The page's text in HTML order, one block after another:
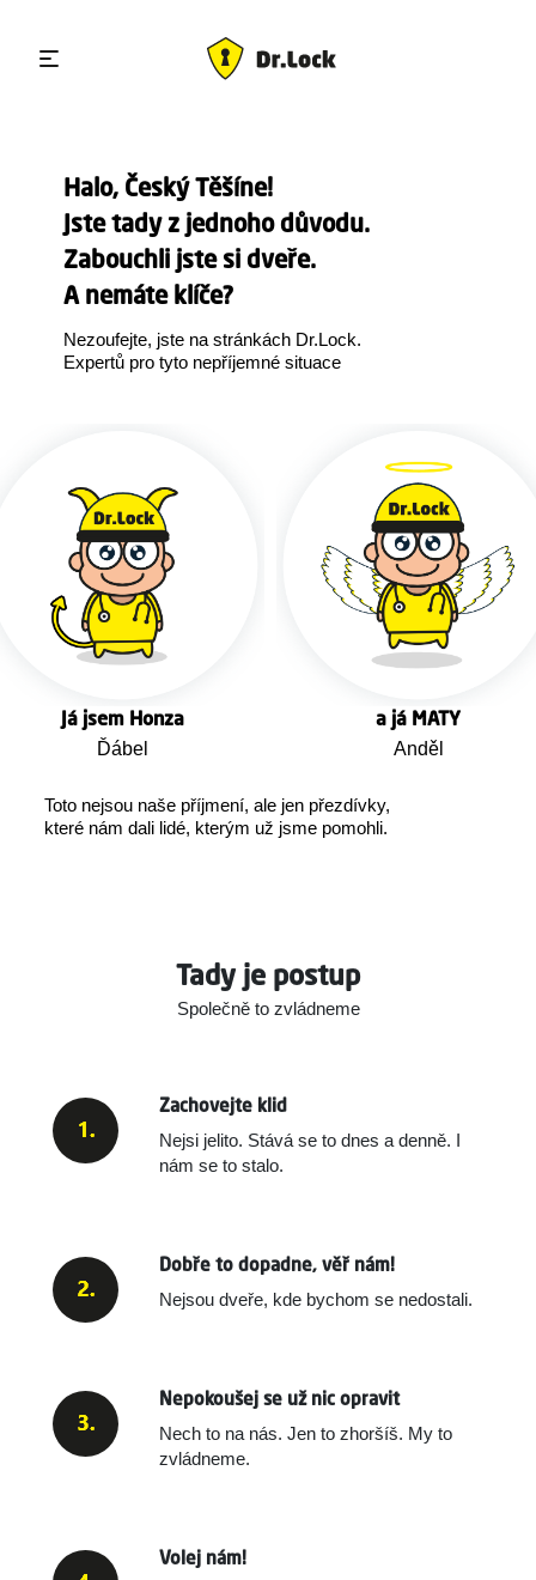
Halo, Český Těšíne!
Jste tady z jednoho důvodu.
Zabouchli jste si dveře.
A nemáte klíče?
Nezoufejte, jste na stránkách Dr.Lock.
Expertů pro tyto nepříjemné situace
Já jsem Honza
Ďábel
a já MATY
Anděl
Toto nejsou naše příjmení, ale jen přezdívky,
které nám dali lidé, kterým už jsme pomohli.
Tady je postup
Společně to zvládneme
Zachovejte klid
Nejsi jelito. Stává se to dnes a denně.
nám se to stalo.
Dobře to dopadne, věř nám!
Nejsou dveře, kde bychom se nedostali.
Nepokoušej se už nic opravit
Nech to na nás. Jen to zhoršíš. My to
zvládneme.
Volej nám!